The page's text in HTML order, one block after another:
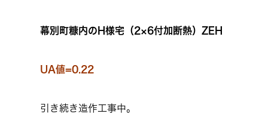
幕別町糠内のH様宅（2×6付加断熱）ZEH
UA値=0.22
引き続き造作工事中。